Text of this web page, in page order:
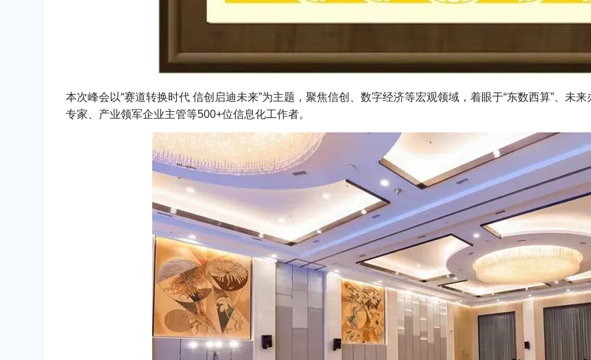
本次峰会以“赛道转换时代 信创启迪未来”为主题，聚焦信创、数字经济等宏观领域，着眼于“东数西算”、未
专家、产业领军企业主管等500+位信息化工作者。